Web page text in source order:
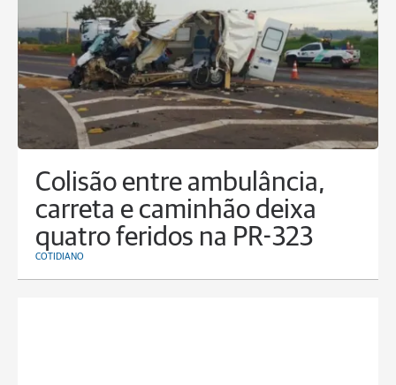
Colisão entre ambulância,
carreta e caminhão deixa
quatro feridos na PR-323
COTIDIANO